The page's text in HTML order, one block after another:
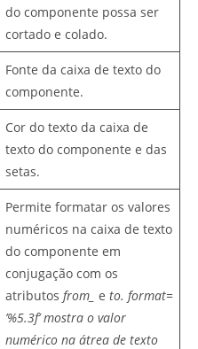
do componente possa ser
cortado e colado.
Fonte da caixa de texto do
componente.
Cor do texto da caixa de
texto do componente e das
setas.
Permite formatar os valores
numéricos na caixa de texto
do componente em
conjugação com os
atributos from_ e to. format=
’%5.3f’ mostra o valor
numérico na átrea de texto